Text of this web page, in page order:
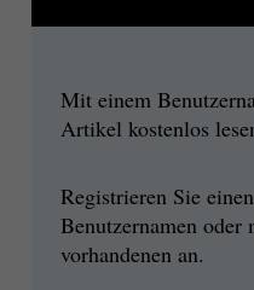
Mit einem
Artikel kostenlos
Registrieren Sie
Benutzernamen
vorhandenen an.